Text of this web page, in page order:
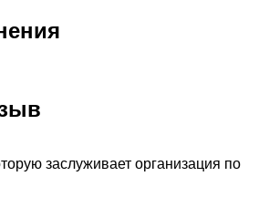
заслуживает организация по